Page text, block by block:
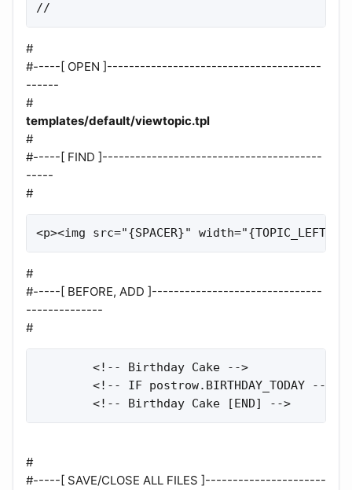
//
#
#-----[ OPEN ]---------------------------------------
------
#
templates/default/viewtopic.tpl
#
#-----[ FIND ]----------------------------------------
-----
#
<p><img src="{SPACER}"
#
#-----[ BEFORE, ADD ]-------------------------------
--------------
#
        <!-- Birthday Cake -->
<!-- IF postrow.BIRTHDAY_TODAY --
        <!-- Birthday Cake [END] -->
#
#-----[ SAVE/CLOSE ALL FILES ]----------------------